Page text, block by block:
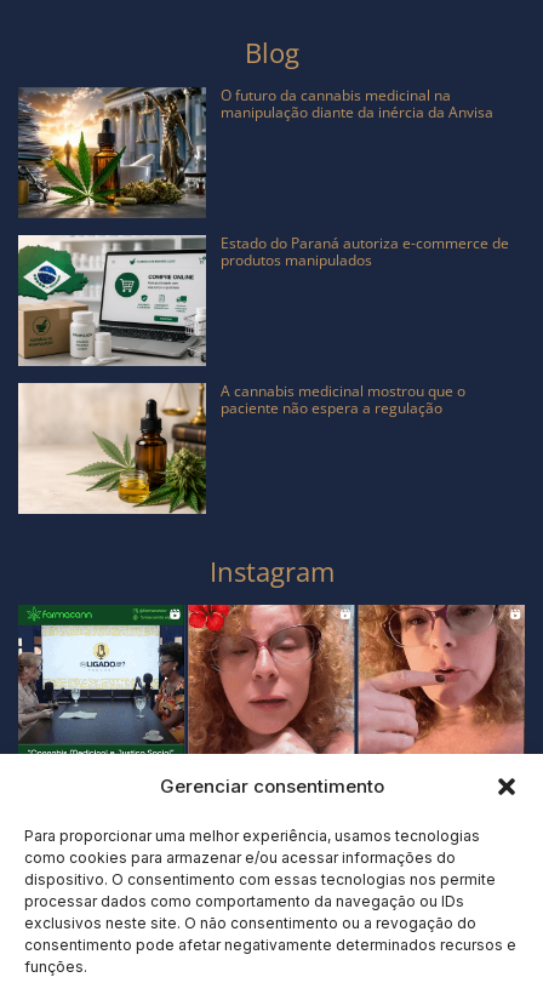
Gerenciar consentimento
Para proporcionar uma melhor experiência, usamos tecnologias
como cookies para armazenar e/ou acessar informações do
dispositivo. O consentimento com essas tecnologias nos permite
processar dados como comportamento da navegação ou IDs
exclusivos neste site. O não consentimento ou a revogação do
consentimento pode afetar negativamente determinados recursos e
funções.
Blog
O futuro da cannabis medicinal na
manipulação diante da inércia da Anvisa
Estado do Paraná autoriza e-commerce de
produtos manipulados
A cannabis medicinal mostrou que o
paciente não espera a regulação
Instagram